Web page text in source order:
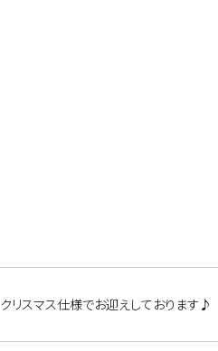
クリスマス仕様でお迎えしております♪